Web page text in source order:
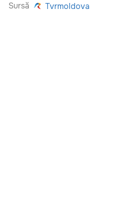
Sursă Tvrmoldova